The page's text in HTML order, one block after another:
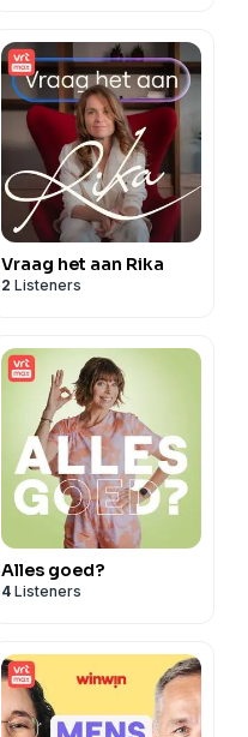
Vraag het aan Rika
2 Listeners
Alles goed?
4 Listeners